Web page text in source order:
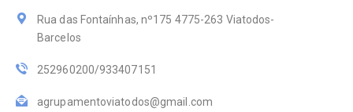
Rua das Fontaínhas, nº175 4775-263 Viatodos-
Barcelos
252960200/933407151
agrupamentoviatodos@gmail.com